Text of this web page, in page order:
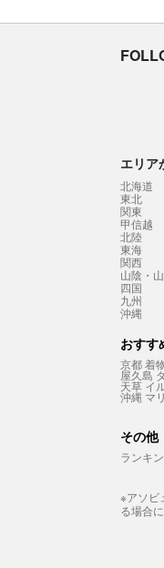
エリア
北海道
東北
関東
甲信越
北陸
東海
関西
山陰・
四国
九州
沖縄
おすす
京都 着
屋久島
天草 イ
沖縄 マ
その他
ランキ
※アソビ
る場合